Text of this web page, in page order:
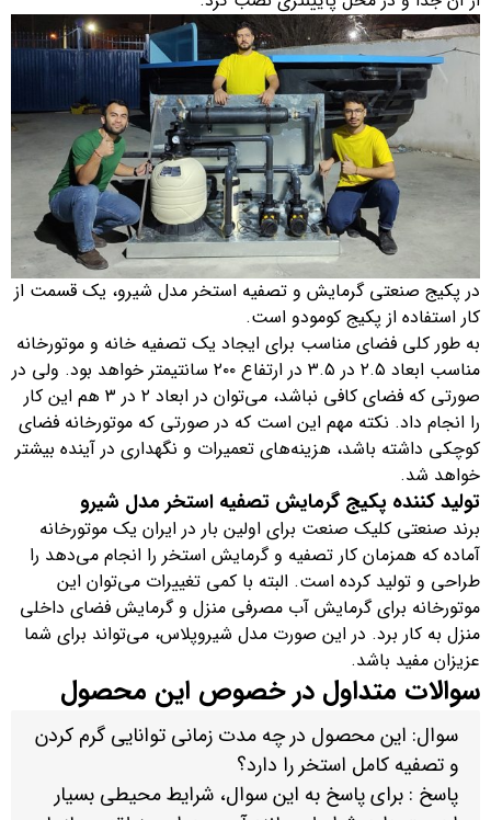
در پکیج صنعتی گرمایش و تصفیه استخر مدل شیرو، یک قسمت از
کار استفاده از پکیج کومودو است.
به طور کلی فضای مناسب برای ایجاد یک تصفیه خانه و موتورخانه
مناسب ابعاد ۲.۵ در ۳.۵ در ارتفاع ۲۰۰ سانتیمتر خواهد بود. ولی در
صورتی که فضای کافی نباشد، می‌توان در ابعاد ۲ در ۳ هم این کار
را انجام داد. نکته مهم این است که در صورتی که موتورخانه فضای
کوچکی داشته باشد، هزینه‌های تعمیرات و نگهداری در آینده بیشتر
خواهد شد.
تولید کننده پکیج گرمایش تصفیه استخر مدل شیرو
برند صنعتی کلیک صنعت برای اولین بار در ایران یک موتورخانه
آماده که همزمان کار تصفیه و گرمایش استخر را انجام می‌دهد را
طراحی و تولید کرده است. البته با کمی تغییرات می‌توان این
موتورخانه برای گرمایش آب مصرفی منزل و گرمایش فضای داخلی
منزل به کار برد. در این صورت مدل شیروپلاس، می‌تواند برای شما
عزیزان مفید باشد.
سوالات متداول در خصوص این محصول
سوال: این محصول در چه مدت زمانی توانایی گرم کردن
و تصفیه کامل استخر را دارد؟
پاسخ : برای پاسخ به این سوال، شرایط محیطی بسیار